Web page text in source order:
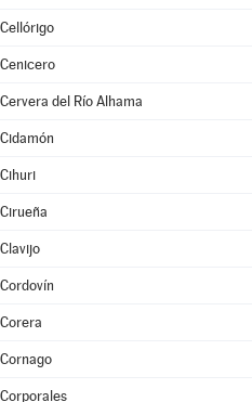
Cellórigo
Cenicero
Cervera del Río Alhama
Cidamón
Cihuri
Cirueña
Clavijo
Cordovín
Corera
Cornago
Corporales